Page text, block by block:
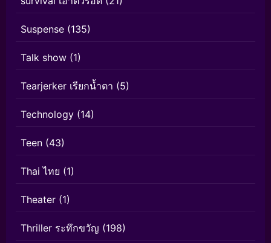
Suspense (135)
Talk show (1)
Tearjerker เรียกน้ำตา (5)
Technology (14)
Teen (43)
Thai ไทย (1)
Theater (1)
Thriller ระทึกขวัญ (198)